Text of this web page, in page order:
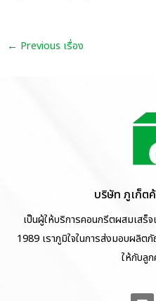
← Previous เรื่อง
บริษัท ภูเก็ต
เป็นผู้ให้บริการคอนกรีตผสมเสร็
1989 เราภูมิใจในการส่งมอบผลิ
ให้กับลูก